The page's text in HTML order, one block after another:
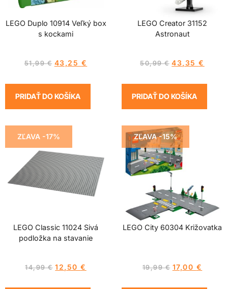
LEGO Duplo 10914 Veľký box
s kockami
51,99€ 43,25 €
PRIDAŤ DO KOŠÍKA
LEGO Creator 31152
Astronaut
50,99€ 43,35€
PRIDAŤ DO KOŠÍKA
ZĽAVA -17%
LEGO Classic 11024 Sivá
podložka na stavanie
14,99€ 12,50€
ZĽAVA -15%
LEGO City 60304 Križovatka
19,99€ 17,00 €